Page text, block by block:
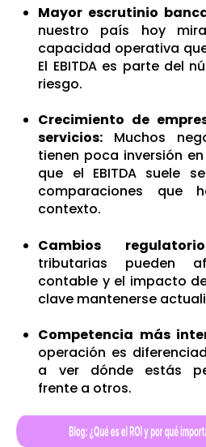
Mayor escrutinio
nuestro país hoy
capacidad operativa
El EBITDA es parte del
riesgo.
Crecimiento de
servicios: Muchos
tienen poca inversión
que el EBITDA suele
comparaciones que
contexto.
Cambios
tributarias pueden
contable y el impacto
clave mantenerse
Competencia más
operación es
a ver dónde estás
frente a otros.